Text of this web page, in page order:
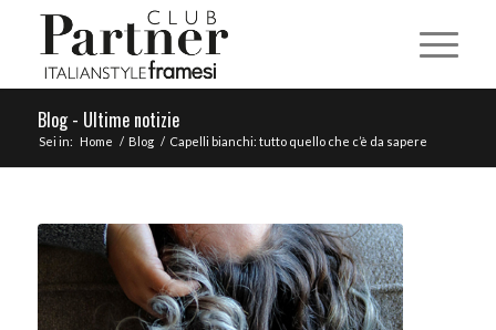
Blog - Ultime notizie
Sei in: Home / Blog / Capelli bianchi: tutto quello che c’è da sapere